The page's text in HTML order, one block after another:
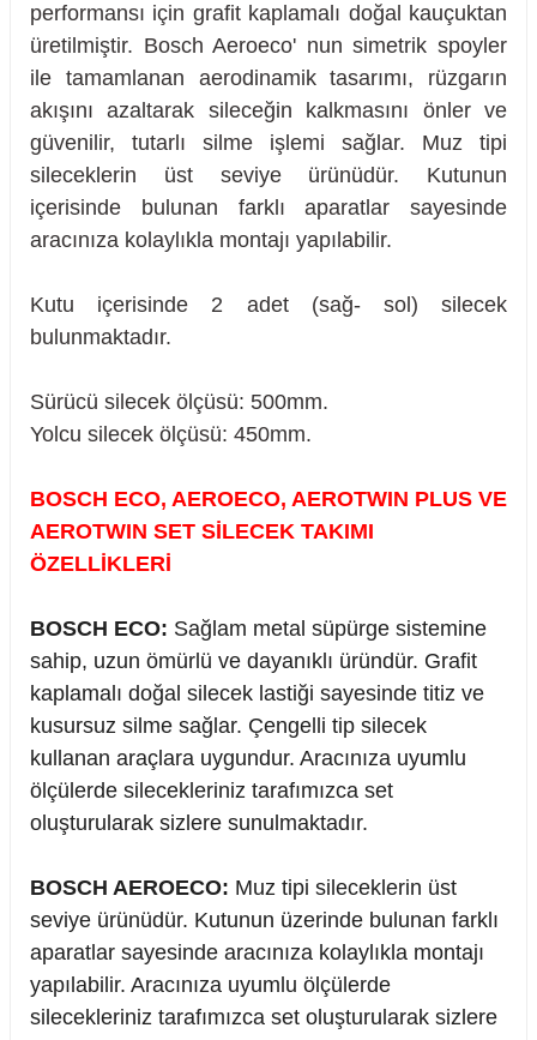
Ürünleri
Rulman
performansı için grafit kaplamalı doğal kauçuktan
üretilmiştir. Bosch Aeroeco' nun simetrik spoyler
ile tamamlanan aerodinamik tasarımı, rüzgarın
akışını azaltarak sileceğin kalkmasını önler ve
güvenilir, tutarlı silme işlemi sağlar. Muz tipi
sileceklerin üst seviye ürünüdür. Kutunun
içerisinde bulunan farklı aparatlar sayesinde
aracınıza kolaylıkla montajı yapılabilir.
Kutu içerisinde 2 adet (sağ- sol) silecek
bulunmaktadır.
Sürücü silecek ölçüsü: 500mm.
Yolcu silecek ölçüsü: 450mm.
BOSCH ECO, AEROECO, AEROTWIN PLUS VE
AEROTWIN SET SİLECEK TAKIMI
ÖZELLİKLERİ
BOSCH ECO: Sağlam metal süpürge sistemine
sahip, uzun ömürlü ve dayanıklı üründür. Grafit
kaplamalı doğal silecek lastiği sayesinde titiz ve
kusursuz silme sağlar. Çengelli tip silecek
kullanan araçlara uygundur. Aracınıza uyumlu
ölçülerde silecekleriniz tarafımızca set
oluşturularak sizlere sunulmaktadır.
BOSCH AEROECO: Muz tipi sileceklerin üst
seviye ürünüdür. Kutunun üzerinde bulunan farklı
aparatlar sayesinde aracınıza kolaylıkla montajı
yapılabilir. Aracınıza uyumlu ölçülerde
silecekleriniz tarafımızca set oluşturularak sizlere